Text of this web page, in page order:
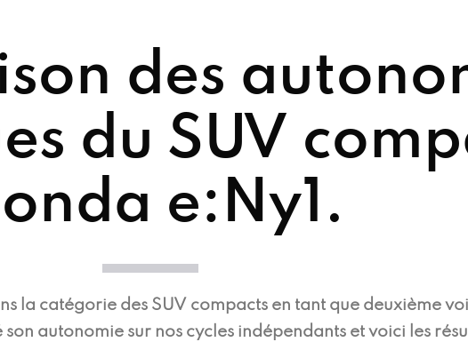
des
du SUV
e:Ny1.
la catégorie des SUV compacts en tant que deuxième
autonomie sur nos cycles indépendants et voici les